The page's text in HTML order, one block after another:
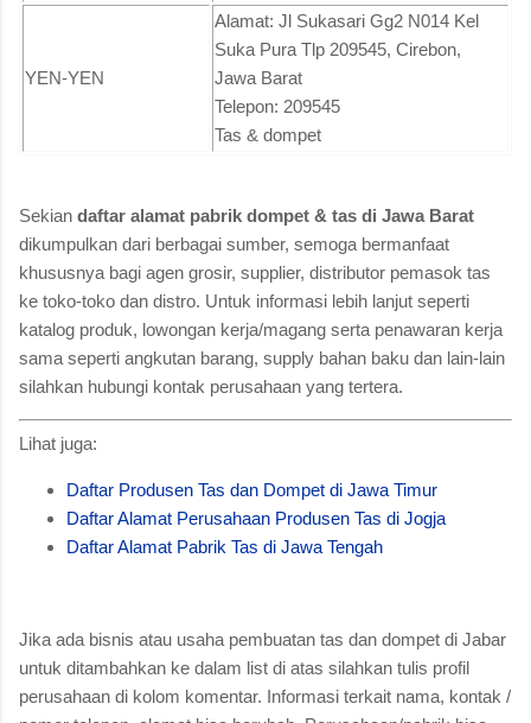
YEN-YEN
Alamat: Jl Sukasari Gg2 N014 Kel
Suka Pura Tlp 209545, Cirebon,
Jawa Barat
Telepon: 209545
Tas & dompet
Sekian daftar alamat pabrik dompet & tas di Jawa Barat
dikumpulkan dari berbagai sumber, semoga bermanfaat
khususnya bagi agen grosir, supplier, distributor pemasok tas
ke toko-toko dan distro. Untuk informasi lebih lanjut seperti
katalog produk, lowongan kerja/magang serta penawaran kerja
sama seperti angkutan barang, supply bahan baku dan lain-lain
silahkan hubungi kontak perusahaan yang tertera.
Lihat juga:
Daftar Produsen Tas dan Dompet di Jawa Timur
Daftar Alamat Perusahaan Produsen Tas di Jogja
Daftar Alamat Pabrik Tas di Jawa Tengah
Jika ada bisnis atau usaha pembuatan tas dan dompet di Jabar
untuk ditambahkan ke dalam list di atas silahkan tulis profil
perusahaan di kolom komentar. Informasi terkait nama, kontak /